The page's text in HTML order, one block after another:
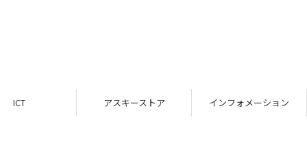
ICT アスキーストア インフォメーション